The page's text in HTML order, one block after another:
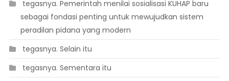
 tegasnya. Pemerintah menilai sosialisasi KUHAP baru
sebagai fondasi penting untuk mewujudkan sistem
peradilan pidana yang modern
 tegasnya. Selain itu
 tegasnya. Sementara itu